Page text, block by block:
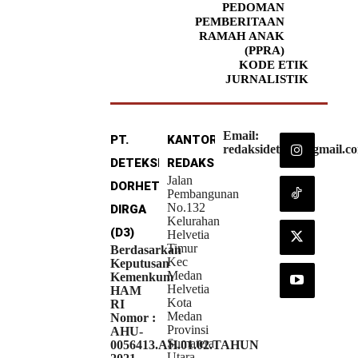
PEDOMAN
PEMBERITAAN
RAMAH ANAK
(PPRA)
KODE ETIK
JURNALISTIK
PT.
DETEKSI
DORHETA
DIRGA
(D3)
Berdasarkan
Keputusan
Kemenkum
HAM
RI
Nomor :
AHU-
0056413.AH.01.02.TAHUN
KANTOR
REDAKSI
Jalan
Pembangunan
No.132
Kelurahan
Helvetia
Timur
Kec
Medan
Helvetia
Kota
Medan
Provinsi
Sumatera
Email: